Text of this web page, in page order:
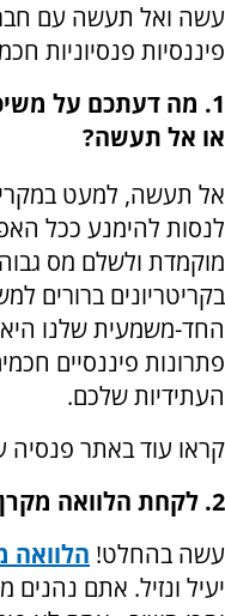
עשה ואל תעשה עם
פיננסיות פנסיוניות
1. מה דעתכם על
או אל תעשה?
אל תעשה, למעט
לנסות להימנע ככל
בקריטריונים ברורים
החד-משמעית שלנו
פתרונות פיננסיים
העתידיות שלכם.
קראו עוד באתר פנסיה
2. לקחת הלוואה מקרן הפנסיה - עשה או אל תעשה?
עשה בהחלט! הלוואה
יעיל ונזיל. אתם נהנים